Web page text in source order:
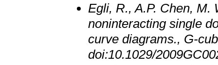
Egli, R., A.P. Chen, M.
noninteracting single
curve diagrams., G-
doi:10.1029/